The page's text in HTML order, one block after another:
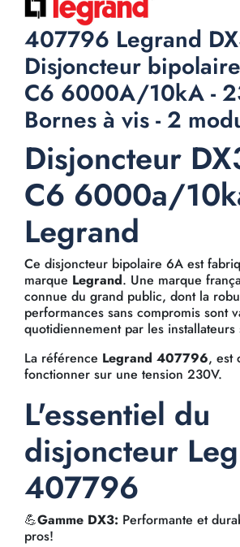
407796 Legrand
Disjoncteur
C6 6000A/10kA -
Bornes à vis - 2
Disjoncteur
C6 6000a/
Legrand
Ce disjoncteur bipolaire 6A est
marque Legrand. Une marque
connue du grand public, dont la
performances sans compromis sont
quotidiennement par les
La référence Legrand 407796, est
fonctionner sur une tension 230V.
L'essentiel du
disjoncteur
407796
💪Gamme DX3: Performante et
pros!